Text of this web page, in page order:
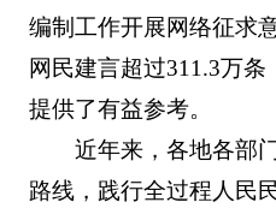
编制工作开展网络征求
网民建言超过311.3万条
提供了有益参考。
近年来，各地各部
路线，践行全过程人民